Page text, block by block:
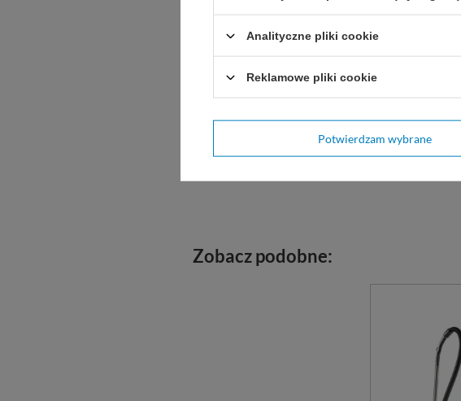
Zobacz podobne:
Analityczne pliki cookie
Reklamowe pliki cookie
Potwierdzam wybrane